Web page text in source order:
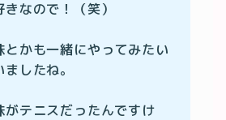
なので！（笑）
とかも一緒にやってみたい
したね。
がテニスだったんですけ